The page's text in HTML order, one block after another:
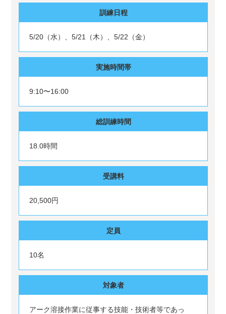
訓練日程
5/20（水）、5/21（木）、5/22（金）
実施時間帯
9:10〜16:00
総訓練時間
18.0時間
受講料
20,500円
定員
10名
対象者
アーク溶接作業に従事する技能・技術者等であっ